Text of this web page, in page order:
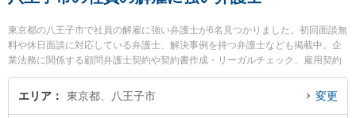
東京都の八王子市で社員の解雇に強い弁護士が6名見つかりました。初回面談無
料や休日面談に対応している弁護士、解決事例を持つ弁護士なども掲載中。企
業法務に関係する顧問弁護士契約や契約書作成・リーガルチェック、雇用契約
書・就業規則作成等の細かな分野での絞り込み検索もでき便利です。特にベリ
ーベスト法律事務所 八王子オフィスの荒居 聖弁護士やベリーベスト法律事務所
エリア 東京都、八王子市 変更